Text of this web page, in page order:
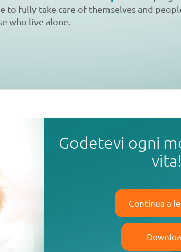
to fully take care of themselves and
who live alone.
Godetevi ogni
vita!
Continua a